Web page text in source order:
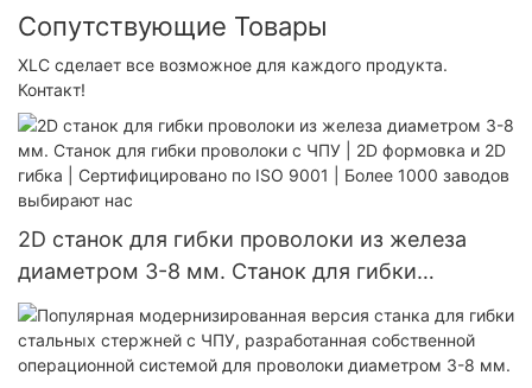
Сопутствующие Товары
XLC сделает все возможное для каждого продукта.
Контакт!
2D станок для гибки проволоки из железа
диаметром 3-8 мм. Станок для гибки
проволоки с ЧПУ | 2D формовка и 2D гибка |
Сертифицировано по ISO 9001 | Более 1000
заводов выбирают нас